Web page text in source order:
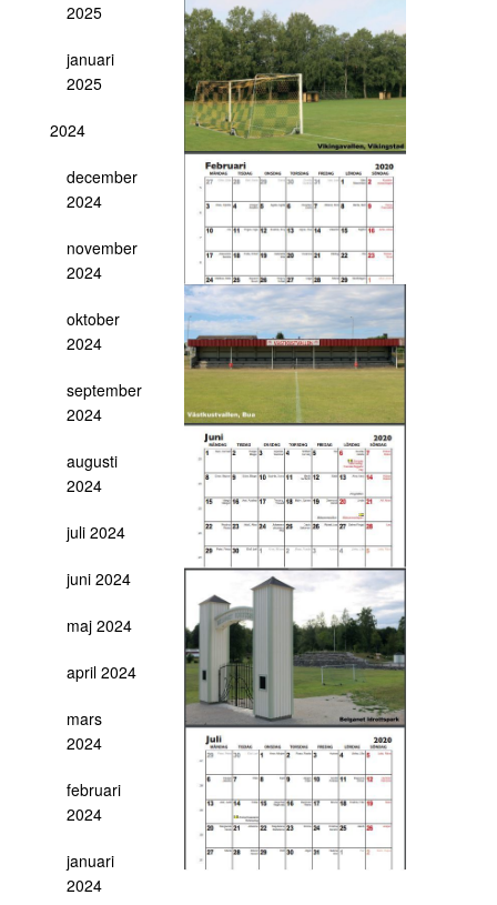
2025
januari
2025
2024
december
2024
november
2024
oktober
2024
september
2024
augusti
2024
juli 2024
juni 2024
maj 2024
april 2024
mars
2024
februari
2024
januari
2024